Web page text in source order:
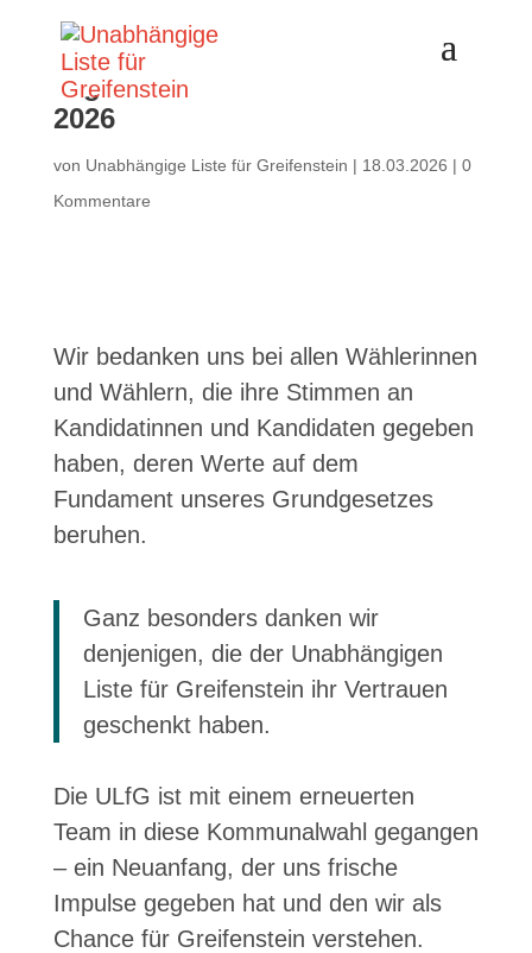
Ergebnis der Kommunalwahl
2026
von Unabhängige Liste für Greifenstein | 18.03.2026 | 0
Kommentare
Wir bedanken uns bei allen Wählerinnen
und Wählern, die ihre Stimmen an
Kandidatinnen und Kandidaten gegeben
haben, deren Werte auf dem
Fundament unseres Grundgesetzes
beruhen.
Ganz besonders danken wir
denjenigen, die der Unabhängigen
Liste für Greifenstein ihr Vertrauen
geschenkt haben.
Die ULfG ist mit einem erneuerten
Team in diese Kommunalwahl gegangen
– ein Neuanfang, der uns frische
Impulse gegeben hat und den wir als
Chance für Greifenstein verstehen.